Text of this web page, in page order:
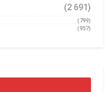
(2 691)
(799)
(957)